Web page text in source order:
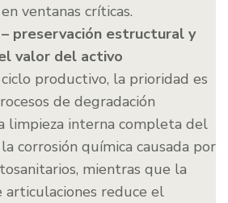
ventanas críticas.
– preservación estructural y
valor del activo
productivo, la prioridad es
de degradación
limpieza interna completa del
corrosión química causada por
mientras que la
articulaciones reduce el